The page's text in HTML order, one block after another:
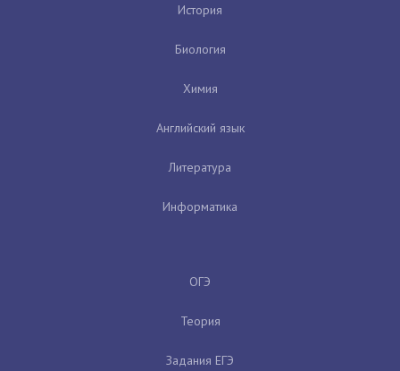
История
Биология
Химия
Английский язык
Литература
Информатика
ОГЭ
Теория
Задания ЕГЭ